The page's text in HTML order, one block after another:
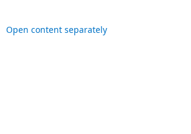
Open content separately